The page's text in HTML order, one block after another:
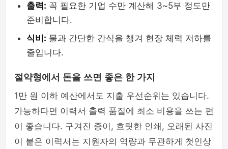
출력: 꼭 필요한 기업 수만 계산해 3~5부 정도만
준비합니다.
식비: 물과 간단한 간식을 챙겨 현장 체력 저하를
줄입니다.
절약형에서 돈을 쓰면 좋은 한 가지
1만 원 이하 예산에서도 지출 우선순위는 있습니다.
가능하다면 이력서 출력 품질에 최소 비용을 쓰는 편
이 좋습니다. 구겨진 종이, 흐릿한 인쇄, 오래된 사진
이 붙은 이력서는 지원자의 역량과 무관하게 첫인상